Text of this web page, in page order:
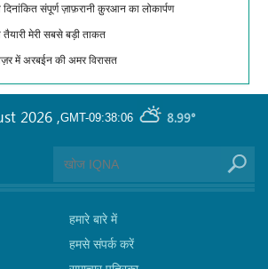
संपूर्ण ज़ाफ़रानी क़ुरआन का लोकार्पण
मेरी सबसे बड़ी ताकत
में अरबईन की अमर विरासत
GMT-09:38:06 8.99°
2026 ,
हमारे बारे में
हमसे संपर्क करें